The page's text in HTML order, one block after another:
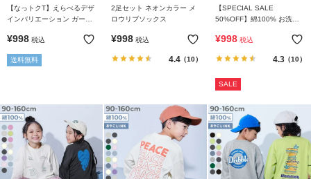
【なっトクT】えらべるデザ
インバリエーション ガール
¥998 税込
送料無料
2足セット ネオンカラー メ
ロウリブソックス
¥998 税込
4.4（10）
【SPECIAL SALE
50%OFF】綿100% お洗濯
ルエット 袖リブ 大人 長袖T
¥998 税込
4.3（10）
SALE